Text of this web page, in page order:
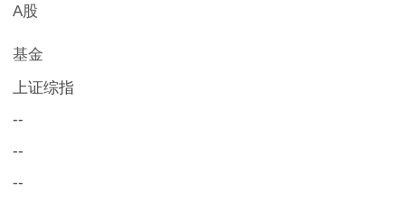
A股
基金
上证综指
--
--
--